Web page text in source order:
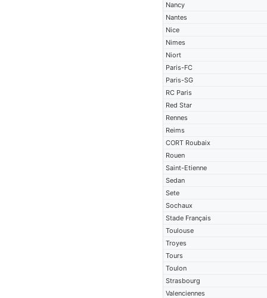
Nancy
Nantes
Nice
Nimes
Niort
Paris-FC
Paris-SG
RC Paris
Red Star
Rennes
Reims
CORT Roubaix
Rouen
Saint-Etienne
Sedan
Sete
Sochaux
Stade Français
Toulouse
Troyes
Tours
Toulon
Strasbourg
Valenciennes